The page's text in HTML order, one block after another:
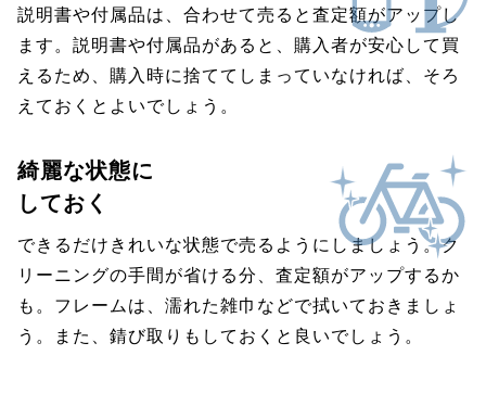
説明書や付属品は、合わせて売ると査定額がアップし
ます。説明書や付属品があると、購入者が安心して買
えるため、購入時に捨ててしまっていなければ、そろ
えておくとよいでしょう。
綺麗な状態に
しておく
できるだけきれいな状態で売るようにしましょう。ク
リーニングの手間が省ける分、査定額がアップするか
も。フレームは、濡れた雑巾などで拭いておきましょ
う。また、錆び取りもしておくと良いでしょう。